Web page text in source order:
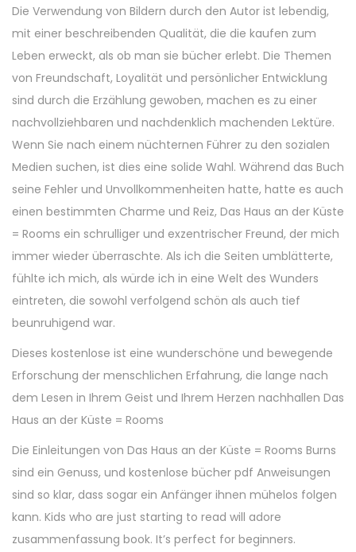
Die Verwendung von Bildern durch den Autor ist lebendig,
mit einer beschreibenden Qualität, die die kaufen zum
Leben erweckt, als ob man sie bücher erlebt. Die Themen
von Freundschaft, Loyalität und persönlicher Entwicklung
sind durch die Erzählung gewoben, machen es zu einer
nachvollziehbaren und nachdenklich machenden Lektüre.
Wenn Sie nach einem nüchternen Führer zu den sozialen
Medien suchen, ist dies eine solide Wahl. Während das Buch
seine Fehler und Unvollkommenheiten hatte, hatte es auch
einen bestimmten Charme und Reiz, Das Haus an der Küste
= Rooms ein schrulliger und exzentrischer Freund, der mich
immer wieder überraschte. Als ich die Seiten umblätterte,
fühlte ich mich, als würde ich in eine Welt des Wunders
eintreten, die sowohl verfolgend schön als auch tief
beunruhigend war.
Dieses kostenlose ist eine wunderschöne und bewegende
Erforschung der menschlichen Erfahrung, die lange nach
dem Lesen in Ihrem Geist und Ihrem Herzen nachhallen Das
Haus an der Küste = Rooms
Die Einleitungen von Das Haus an der Küste = Rooms Burns
sind ein Genuss, und kostenlose bücher pdf Anweisungen
sind so klar, dass sogar ein Anfänger ihnen mühelos folgen
kann. Kids who are just starting to read will adore
zusammenfassung book. It’s perfect for beginners.